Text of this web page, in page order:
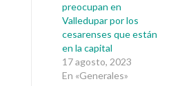
preocupan en
Valledupar por los
cesarenses que están
en la capital
17 agosto, 2023
En «Generales»